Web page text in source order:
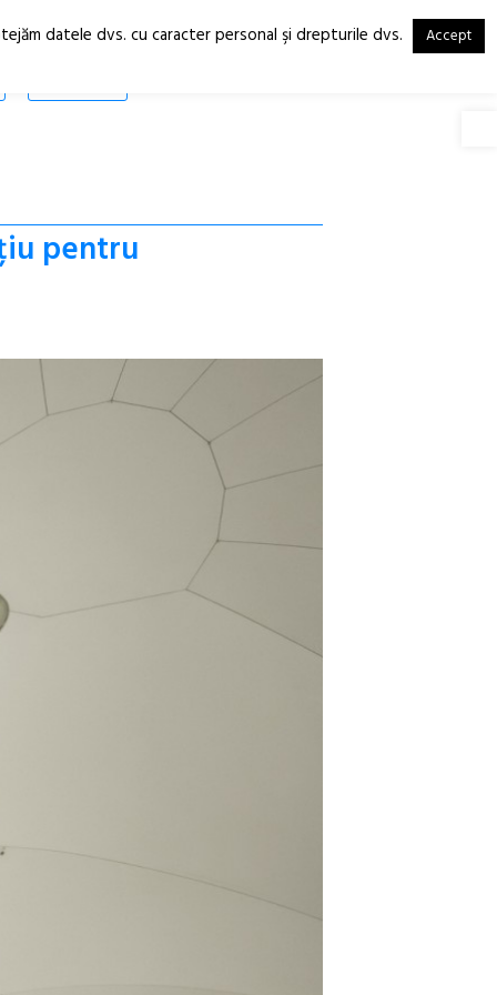
RO
EN
pentru
datele dvs. cu caracter personal şi drepturile dvs. Accept